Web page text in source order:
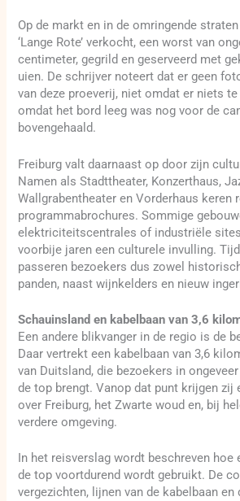
Op de markt en in de omringende
‘Lange Rote’ verkocht, een worst van
centimeter, gegrild en geserveerd met
uien. De schrijver noteert dat er geen
van deze proeverij, niet omdat er niets
omdat het bord leeg was nog voor de
bovengehaald.
Freiburg valt daarnaast op door zijn
Namen als Stadttheater, Konzerthaus,
Wallgrabentheater en Vorderhaus keren
programmabrochures. Sommige
elektriciteitscentrales of industriële
voorbije jaren een culturele invulling.
passeren bezoekers dus zowel
panden, naast wijnkelders en nieuw
Schauinsland en kabelbaan van 3,6
Een andere blikvanger in de regio is de
Daar vertrekt een kabelbaan van 3,6
van Duitsland, die bezoekers in
de top brengt. Vanop dat punt krijgen zij
over Freiburg, het Zwarte woud en, bij
verdere omgeving.
In het reisverslag wordt beschreven hoe
de top voortdurend wordt gebruikt. De
vergezichten, lijnen van de kabelbaan